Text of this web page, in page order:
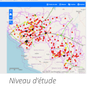
Niveau d'étude